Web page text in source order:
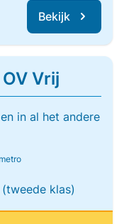
Bekijk
Vrij
in al het andere
(tweede klas)